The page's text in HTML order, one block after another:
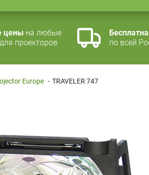
цены на любые
проекторов
по всей
Europe - TRAVELER 747